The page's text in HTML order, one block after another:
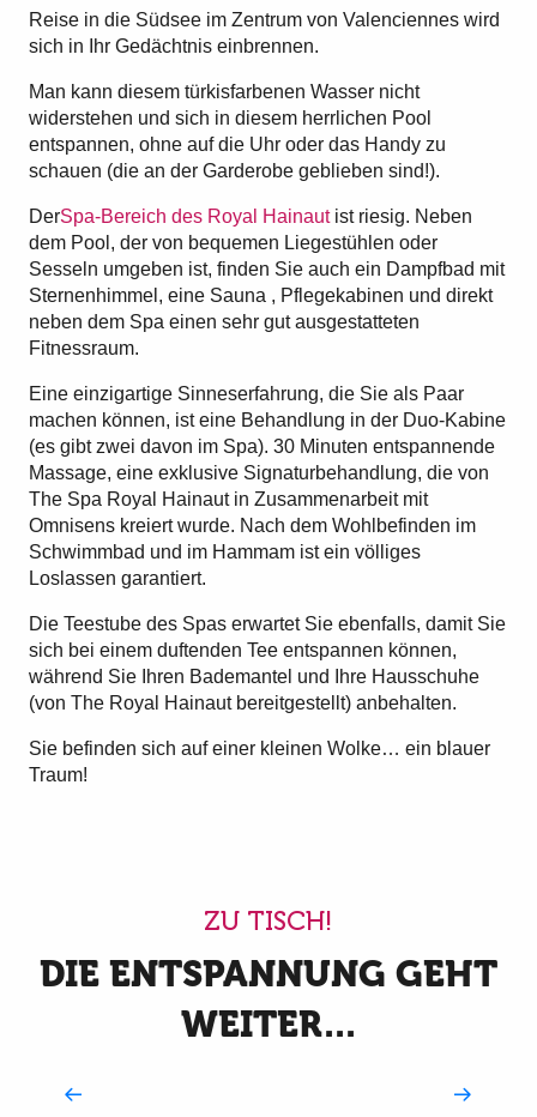
Reise in die Südsee im Zentrum von Valenciennes wird
sich in Ihr Gedächtnis einbrennen.
Man kann diesem türkisfarbenen Wasser nicht
widerstehen und sich in diesem herrlichen Pool
entspannen, ohne auf die Uhr oder das Handy zu
schauen (die an der Garderobe geblieben sind!).
DerSpa-Bereich des Royal Hainautist riesig. Neben
dem Pool, der von bequemen Liegestühlen oder
Sesseln umgeben ist, finden Sie auch ein Dampfbad mit
Sternenhimmel, eine Sauna , Pflegekabinen und direkt
neben dem Spa einen sehr gut ausgestatteten
Fitnessraum.
Eine einzigartige Sinneserfahrung, die Sie als Paar
machen können, ist eine Behandlung in der Duo-Kabine
(es gibt zwei davon im Spa). 30 Minuten entspannende
Massage, eine exklusive Signaturbehandlung, die von
The Spa Royal Hainaut in Zusammenarbeit mit
Omnisens kreiert wurde. Nach dem Wohlbefinden im
Schwimmbad und im Hammam ist ein völliges
Loslassen garantiert.
Die Teestube des Spas erwartet Sie ebenfalls, damit Sie
sich bei einem duftenden Tee entspannen können,
während Sie Ihren Bademantel und Ihre Hausschuhe
(von The Royal Hainaut bereitgestellt) anbehalten.
Sie befinden sich auf einer kleinen Wolke… ein blauer
Traum!
ZU TISCH!
DIE ENTSPANNUNG GEHT
WEITER...